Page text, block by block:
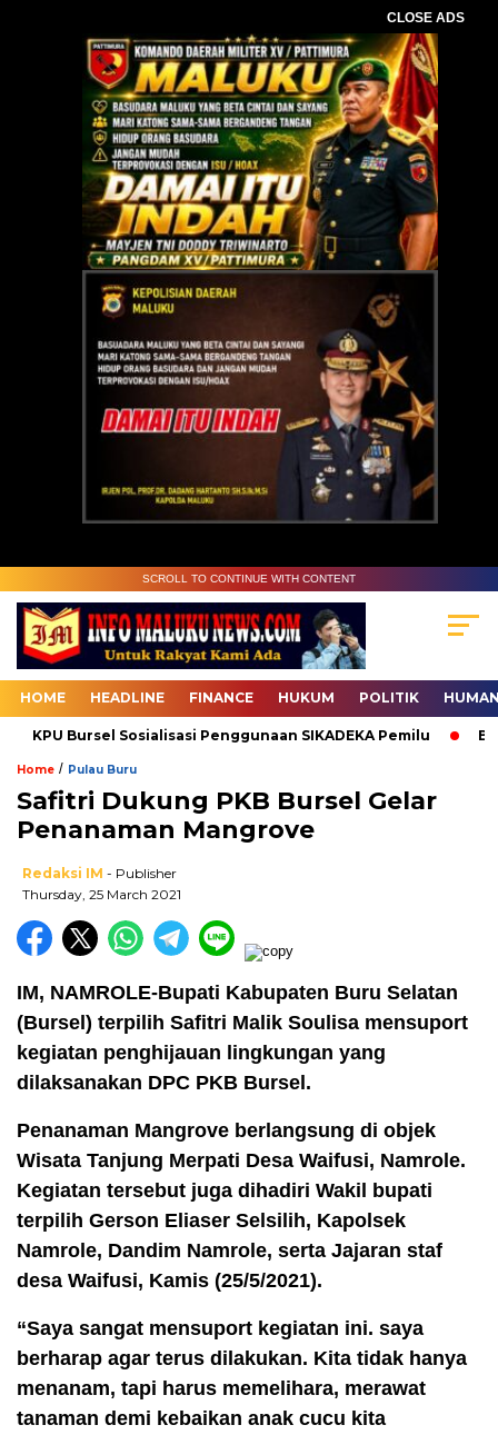
CLOSE ADS
SCROLL TO CONTINUE WITH CONTENT
HOME HEADLINE FINANCE HUKUM POLITIK
KPU Bursel Sosialisasi Penggunaan SIKADEKA Pemilu
Home / Pulau Buru
Safitri Dukung PKB Bursel Gelar
Penanaman Mangrove
Redaksi IM - Publisher
Thursday, 25 March 2021
IM, NAMROLE-Bupati Kabupaten Buru Selatan
(Bursel) terpilih Safitri Malik Soulisa mensuport
kegiatan penghijauan lingkungan yang
dilaksanakan DPC PKB Bursel.
Penanaman Mangrove berlangsung di objek
Wisata Tanjung Merpati Desa Waifusi, Namrole.
Kegiatan tersebut juga dihadiri Wakil bupati
terpilih Gerson Eliaser Selsilih, Kapolsek
Namrole, Dandim Namrole, serta Jajaran staf
desa Waifusi, Kamis (25/5/2021).
“Saya sangat mensuport kegiatan ini. saya
berharap agar terus dilakukan. Kita tidak hanya
menanam, tapi harus memelihara, merawat
tanaman demi kebaikan anak cucu kita